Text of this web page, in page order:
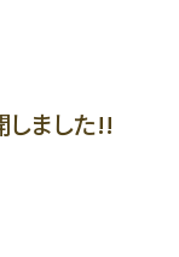
しました!!